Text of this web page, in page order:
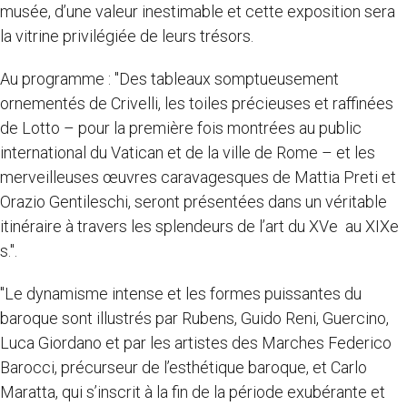
musée, d’une valeur inestimable et cette exposition sera
la vitrine privilégiée de leurs trésors.
Au programme : "Des tableaux somptueusement
ornementés de Crivelli, les toiles précieuses et raffinées
de Lotto – pour la première fois montrées au public
international du Vatican et de la ville de Rome – et les
merveilleuses œuvres caravagesques de Mattia Preti et
Orazio Gentileschi, seront présentées dans un véritable
itinéraire à travers les splendeurs de l’art du XVe au XIXe
s.".
"Le dynamisme intense et les formes puissantes du
baroque sont illustrés par Rubens, Guido Reni, Guercino,
Luca Giordano et par les artistes des Marches Federico
Barocci, précurseur de l’esthétique baroque, et Carlo
Maratta, qui s’inscrit à la fin de la période exubérante et